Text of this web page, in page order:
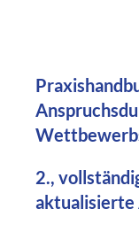
2.,
aktualisierte